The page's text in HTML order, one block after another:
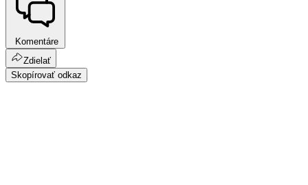
Komentáre
Zdielať
Skopírovať odkaz